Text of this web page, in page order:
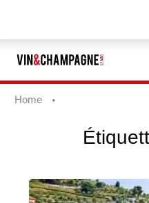
Français
Home